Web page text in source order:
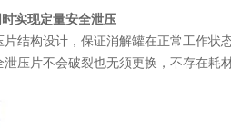
实现定量安全泄压
结构设计，保证消解罐在正常工作状
压片不会破裂也无须更换，不存在耗